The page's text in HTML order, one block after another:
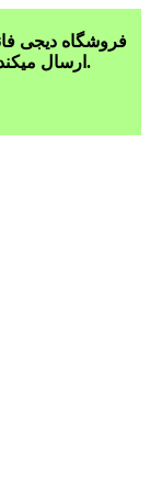
فروشگاه دیجی
ارسال میکند با خیال راحت سفارش خود را ثبت کنید.